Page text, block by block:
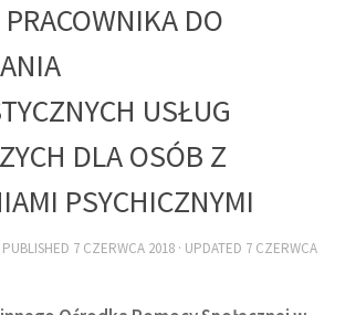
DO
USŁUG
DLA OSÓB Z
PSYCHICZNYMI
PUBLISHED 7 CZERWCA 2018 · UPDATED 7 CZERWCA